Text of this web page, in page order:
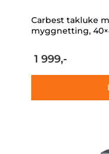
Carbest takluke
myggnetting,
1 999,-